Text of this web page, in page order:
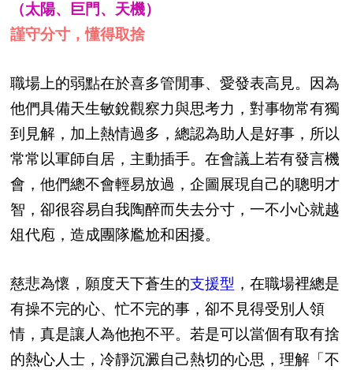
（太陽、巨門、天機）
謹守分寸，懂得取捨
職場上的弱點在於喜多管閒事、愛發表高見。因為
他們具備天生敏銳觀察力與思考力，對事物常有獨
到見解，加上熱情過多，總認為助人是好事，所以
常常以軍師自居，主動插手。在會議上若有發言機
會，他們總不會輕易放過，企圖展現自己的聰明才
智，卻很容易自我陶醉而失去分寸，一不小心就越
俎代庖，造成團隊尷尬和困擾。
慈悲為懷，願度天下蒼生的支援型 ，在職場裡總是
有操不完的心、忙不完的事，卻不見得受別人領
情，真是讓人為他抱不平。若是可以當個有取有捨
的熱心人士，冷靜沉澱自己熱切的心思，理解「不